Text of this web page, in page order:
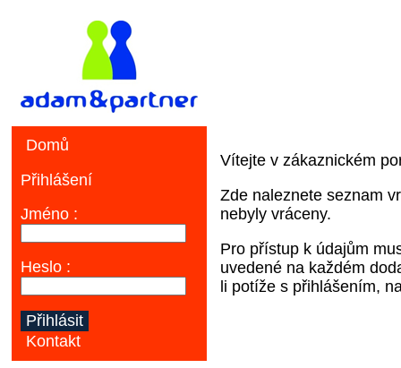
Přihlášení
Jméno :
Heslo :
Vítejte v zákaznickém
Zde naleznete seznam
nebyly vráceny.
Pro přístup k údajům
uvedené na každém
li potíže s přihlášením,